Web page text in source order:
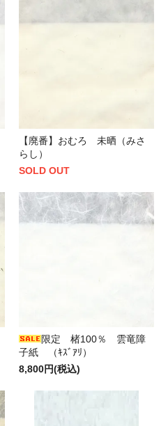
【廃番】おむろ 未晒（みさ
らし）
SOLD OUT
限定 楮100％ 雲竜障
子紙 （ｷｽﾞｱﾘ）
8,800円(税込)